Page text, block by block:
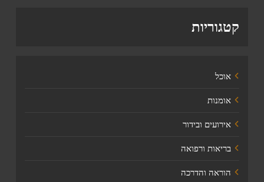
קטגוריות
אוכל
אומנות
אירועים ובידור
בריאות ורפואה
הוראה והדרכה